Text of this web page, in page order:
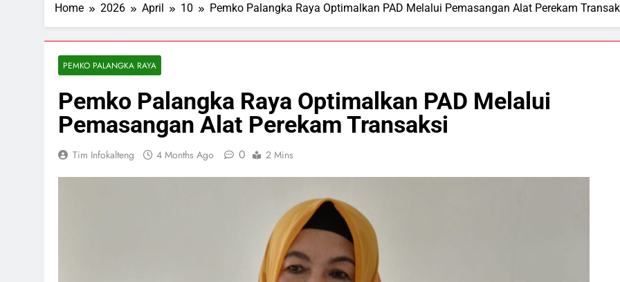
Home 2026 April 10 Pemko Palangka Raya Optimalkan PAD Melalui Pemasangan Alat Perekam
PEMKO PALANGKA RAYA
Pemko Palangka Raya Optimalkan PAD Melalui
Pemasangan Alat Perekam Transaksi
Tim Infokalteng 4 Months Ago 0 2 Mins